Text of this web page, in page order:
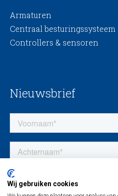
Armaturen
Centraal besturingssysteem
Controllers & sensoren
Nieuwsbrief
Wij gebruiken cookies